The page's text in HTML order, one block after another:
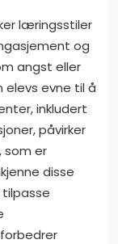
læringsstiler
og
angst eller
elevs evne til å
inkludert
påvirker
som er
disse